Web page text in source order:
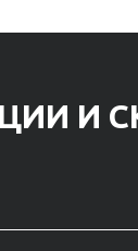
И